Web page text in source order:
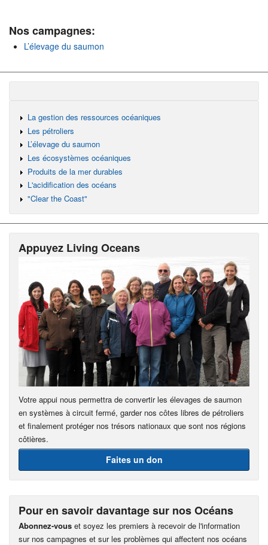
Nos campagnes:
L’élevage du saumon
La gestion des ressources océaniques
Les pétroliers
L’élevage du saumon
Les écosystèmes océaniques
Produits de la mer durables
L'acidification des océans
"Clear the Coast"
Appuyez Living Oceans
Votre appui nous permettra de convertir les élevages de saumon
en systèmes à circuit fermé, garder nos côtes libres de pétroliers
et finalement protéger nos trésors nationaux que sont nos régions
côtières.
Faites un don
Pour en savoir davantage sur nos Océans
Abonnez-vous et soyez les premiers à recevoir de l'information
sur nos campagnes et sur les problèmes qui affectent nos océans